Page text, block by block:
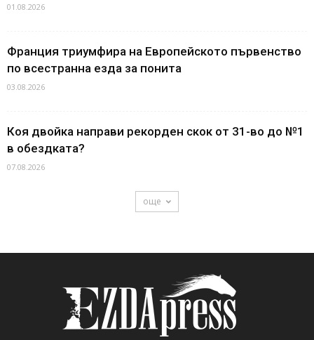
01.08.2026
Франция триумфира на Европейското първенство
по всестранна езда за понита
03.08.2026
Коя двойка направи рекорден скок от 31-во до №1
в обездката?
07.08.2026
още